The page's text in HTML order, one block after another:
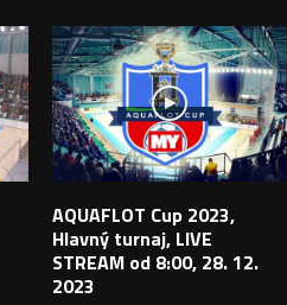
AQUAFLOT Cup 2023,
Hlavný turnaj, LIVE
STREAM od 8:00, 28. 12.
2023